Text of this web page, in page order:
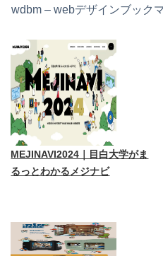
wdbm – webデザインブック
MEJINAVI2024｜目白大学がま
るっとわかるメジナビ